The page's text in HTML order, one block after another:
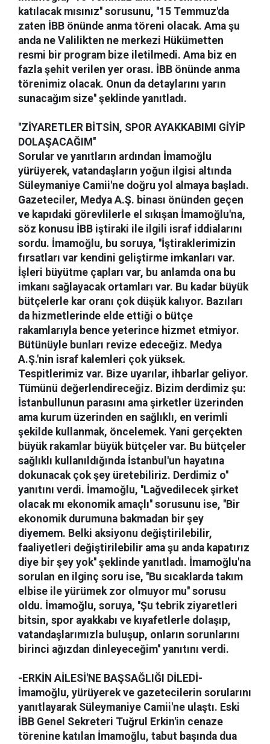
katılacak mısınız'' sorusunu, ''15 Temmuz'da
zaten İBB önünde anma töreni olacak. Ama şu
anda ne Valilikten ne merkezi Hükümetten
resmi bir program bize iletilmedi. Ama biz en
fazla şehit verilen yer orası. İBB önünde anma
törenimiz olacak. Onun da detaylarını yarın
sunacağım size'' şeklinde yanıtladı.
''ZİYARETLER BİTSİN, SPOR AYAKKABIMI GİYİP
DOLAŞACAĞIM''
Sorular ve yanıtların ardından İmamoğlu
yürüyerek, vatandaşların yoğun ilgisi altında
Süleymaniye Camii'ne doğru yol almaya başladı.
Gazeteciler, Medya A.Ş. binası önünden geçen
ve kapıdaki görevlilerle el sıkışan İmamoğlu'na,
söz konusu İBB iştiraki ile ilgili israf iddialarını
sordu. İmamoğlu, bu soruya, ''İştiraklerimizin
fırsatları var kendini geliştirme imkanları var.
İşleri büyütme çapları var, bu anlamda ona bu
imkanı sağlayacak ortamları var. Bu kadar büyük
bütçelerle kar oranı çok düşük kalıyor. Bazıları
da hizmetlerinde elde ettiği o bütçe
rakamlarıyla bence yeterince hizmet etmiyor.
Bütünüyle bunları revize edeceğiz. Medya
A.Ş.'nin israf kalemleri çok yüksek.
Tespitlerimiz var. Bize uyarılar, ihbarlar geliyor.
Tümünü değerlendireceğiz. Bizim derdimiz şu:
İstanbullunun parasını ama şirketler üzerinden
ama kurum üzerinden en sağlıklı, en verimli
şekilde kullanmak, öncelemek. Yani gerçekten
büyük rakamlar büyük bütçeler var. Bu bütçeler
sağlıklı kullanıldığında İstanbul'un hayatına
dokunacak çok şey üretebiliriz. Derdimiz o''
yanıtını verdi. İmamoğlu, ''Lağvedilecek şirket
olacak mı ekonomik amaçlı'' sorusunu ise, ''Bir
ekonomik durumuna bakmadan bir şey
diyemem. Belki aksiyonu değiştirilebilir,
faaliyetleri değiştirilebilir ama şu anda kapatırız
diye bir şey yok'' şeklinde yanıtladı. İmamoğlu'na
sorulan en ilginç soru ise, ''Bu sıcaklarda takım
elbise ile yürümek zor olmuyor mu'' sorusu
oldu. İmamoğlu, soruya, ''Şu tebrik ziyaretleri
bitsin, spor ayakkabı ve kıyafetlerle dolaşıp,
vatandaşlarımızla buluşup, onların sorunlarını
birinci ağızdan dinleyeceğim'' yanıtını verdi.
-ERKİN AİLESİ'NE BAŞSAĞLIĞI DİLEDİ-
İmamoğlu, yürüyerek ve gazetecilerin sorularını
yanıtlayarak Süleymaniye Camii'ne ulaştı. Eski
İBB Genel Sekreteri Tuğrul Erkin'in cenaze
törenine katılan İmamoğlu, tabut başında dua